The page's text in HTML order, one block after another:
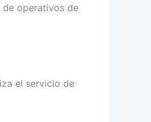
operativos de
el servicio de